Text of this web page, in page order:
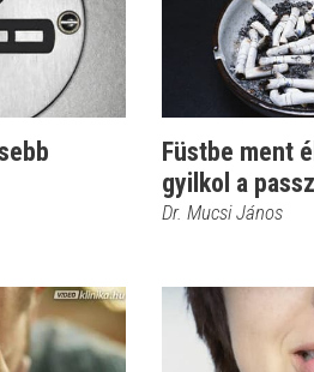
Füstbe ment
gyilkol a
Dr. Mucsi János